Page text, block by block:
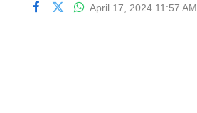
April 17, 2024 11:57 AM